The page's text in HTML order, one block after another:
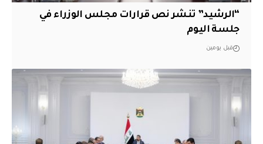
“الرشيد” تنشر نص قرارات مجلس الوزراء في
جلسة اليوم
قبل يومين